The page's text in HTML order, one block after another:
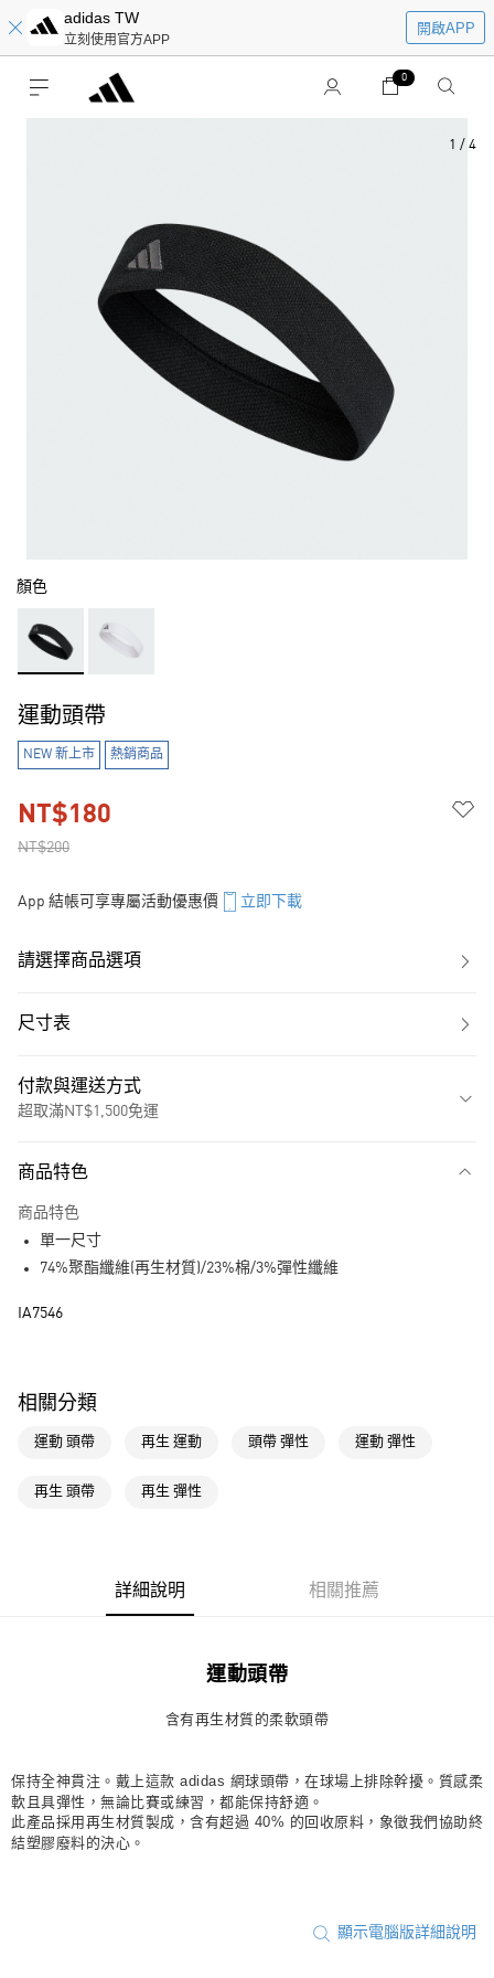
adidas TW
立刻使用官方APP
開啟APP
0
1 / 4
顏色
運動頭帶
NEW 新上市 熱銷商品
NT$200
NT$180
App 結帳可享專屬活動優惠價 立即下載
請選擇商品選項
尺寸表
付款與運送方式
超取滿NT$1,500免運
LINE Pay
街口支付
全家取貨付款
每筆NT$80，滿NT$1,500(含以上)免運費
每筆NT$80，滿NT$1,500(含以上)免運費
付款後萊爾富取貨
每筆NT$80，滿NT$1,500(含以上)免運費
每筆NT$80，滿NT$1,500(含以上)免運費
宅配
每筆NT$80，滿NT$1,500(含以上)免運費
商品特色
商品特色
單一尺寸
74%聚酯纖維(再生材質)/23%棉/3%彈性纖維
IA7546
相關分類
運動 頭帶 再生 運動 頭帶 彈性 運動 彈性
再生 頭帶 再生 彈性
詳細說明 相關推薦
運動頭帶
含有再生材質的柔軟頭帶
保持全神貫注。戴上這款 adidas 網球頭帶，在球場上排除幹擾。質感柔
軟且具彈性，無論比賽或練習，都能保持舒適。
此產品採用再生材質製成，含有超過 40% 的回收原料，象徵我們協助終
結塑膠廢料的決心。
顯示電腦版詳細說明